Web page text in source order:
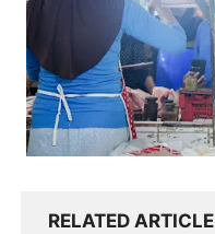
RELATED ARTICLE